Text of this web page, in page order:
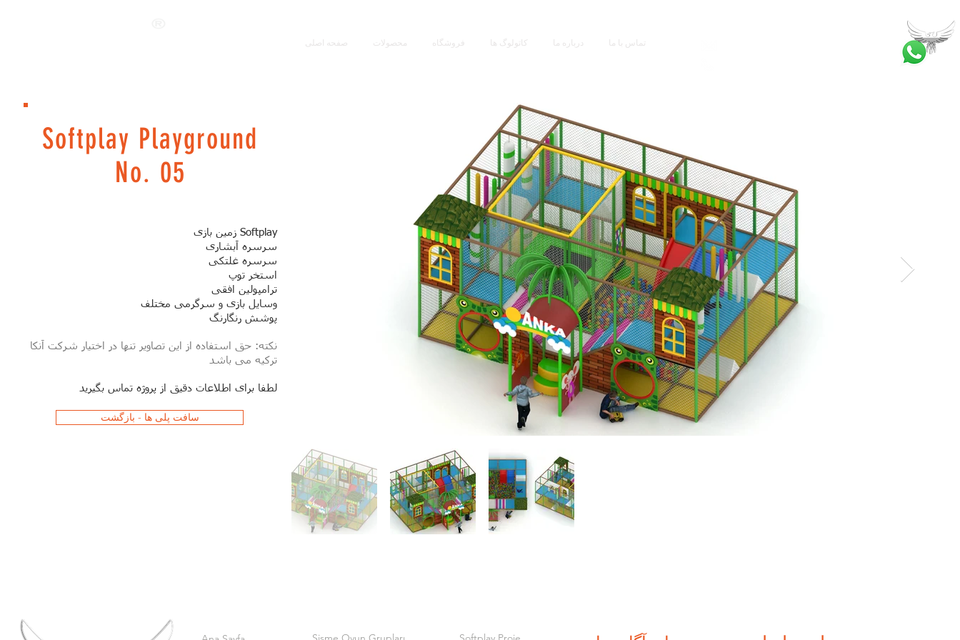
صفحه اصلی محصولات فروشگاه کاتولوگ ها درباره ما تماس با ما
Softplay Playground
No. 05
زمین بازی Softplay
سرسره آبشاری
سرسره غلتکی
استخر توپ
ترامپولین افقی
وسایل بازی و سرگرمی مختلف
پوشش رنگارنگ
نکته: حق استفاده از این تصاویر تنها در اختیار شرکت آنکا
ترکیه می باشد
لطفا برای اطلاعات دقیق از پروژه تماس بگیرید
سافت پلی ها - بازگشت